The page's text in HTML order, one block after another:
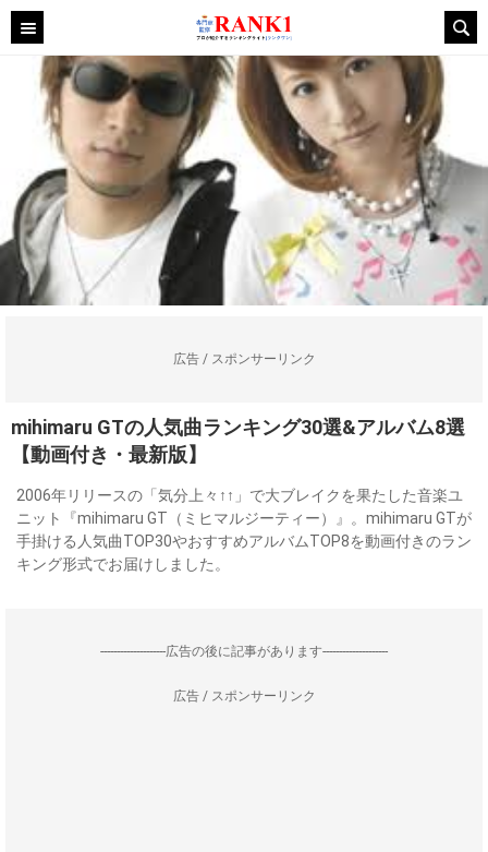
広告 / スポンサーリンク
mihimaru GTの人気曲ランキング30選&アルバム8選
【動画付き・最新版】
2006年リリースの「気分上々↑↑」で大ブレイクを果たした音楽ユ
ニット『mihimaru GT（ミヒマルジーティー）』。mihimaru GTが
手掛ける人気曲TOP30やおすすめアルバムTOP8を動画付きのラン
キング形式でお届けしました。
--------------------広告の後に記事があります--------------------
広告 / スポンサーリンク